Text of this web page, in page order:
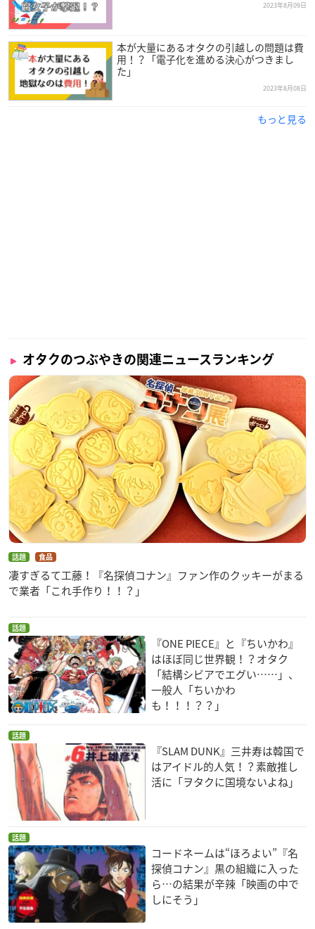
2023年8月09日
本が大量にあるオタクの引越しの問題は費
用！？「電子化を進める決心がつきまし
た」
2023年8月08日
もっと見る
オタクのつぶやきの関連ニュースランキング
話題 食品
凄すぎるて工藤！『名探偵コナン』ファン作のクッキーがまる
で業者「これ手作り！！？」
話題
『ONE PIECE』と『ちいかわ』
はほぼ同じ世界観！？オタク
「結構シビアでエグい……」、
一般人「ちいかわ
も！！！？？」
話題
『SLAM DUNK』三井寿は韓国で
はアイドル的人気！？素敵推し
活に「ヲタクに国境ないよね」
話題
コードネームは“ほろよい”『名
探偵コナン』黒の組織に入った
ら…の結果が辛辣「映画の中で
しにそう」